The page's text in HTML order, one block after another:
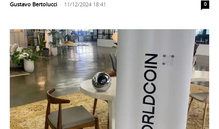
Gustavo Bertolucci - 11/12/2024 18:41 0